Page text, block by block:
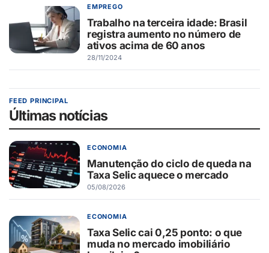
EMPREGO
Trabalho na terceira idade: Brasil
registra aumento no número de
ativos acima de 60 anos
28/11/2024
FEED PRINCIPAL
Últimas notícias
ECONOMIA
Manutenção do ciclo de queda na
Taxa Selic aquece o mercado
05/08/2026
ECONOMIA
Taxa Selic cai 0,25 ponto: o que
muda no mercado imobiliário